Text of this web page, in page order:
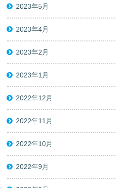
2023年5月
2023年4月
2023年2月
2023年1月
2022年12月
2022年11月
2022年10月
2022年9月